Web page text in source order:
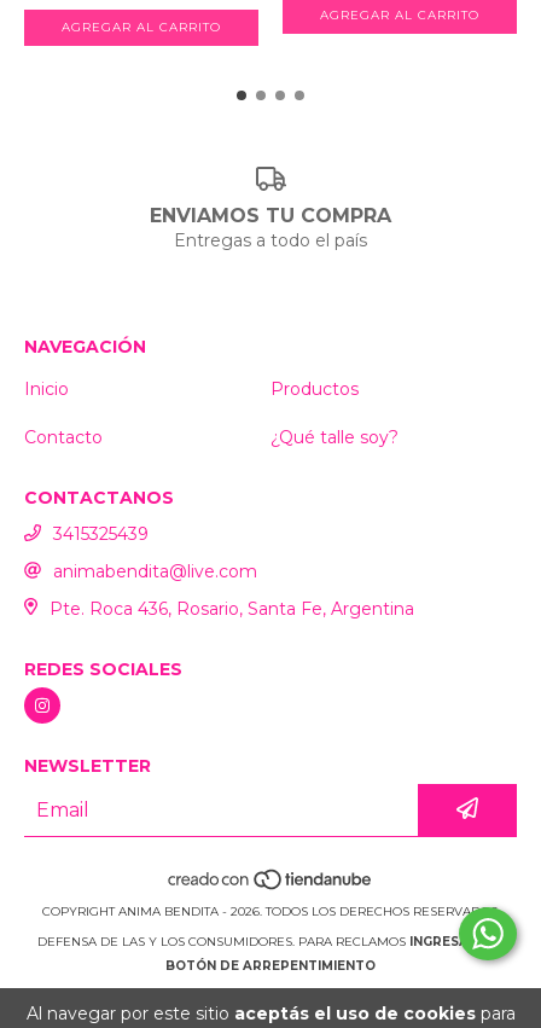
Al navegar por este sitio aceptás el uso de cookiespara
AGREGAR AL CARRITO
AGREGAR AL CARRITO
ENVIAMOS TU COMPRA
Entregas a todo el país
NAVEGACIÓN
Inicio
Productos
Contacto ¿Qué talle soy?
CONTACTANOS
3415325439
animabendita@live.com
Pte. Roca 436, Rosario, Santa Fe, Argentina
REDES SOCIALES
NEWSLETTER
COPYRIGHT ANIMA BENDITA - 2026. TODOS LOS DERECHOS RESERVADOS.
DEFENSA DE LAS Y LOS CONSUMIDORES. PARA RECLAMOS INGRESÁ ACÁ.
BOTÓN DE ARREPENTIMIENTO